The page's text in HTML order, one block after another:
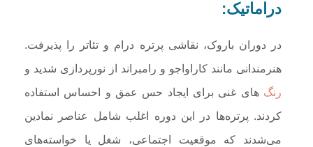
دراماتیک:
در دوران باروک، نقاشی پرتره درام و تئاتر را پذیرفت.
هنرمندانی مانند کاراواجو و رامبراند از نورپردازی شدید و
رنگ های غنی برای ایجاد حس عمق و احساس استفاده
کردند. پرتره‌ها در این دوره اغلب شامل عناصر نمادین
می‌شدند که موقعیت اجتماعی، شغل یا خواسته‌های